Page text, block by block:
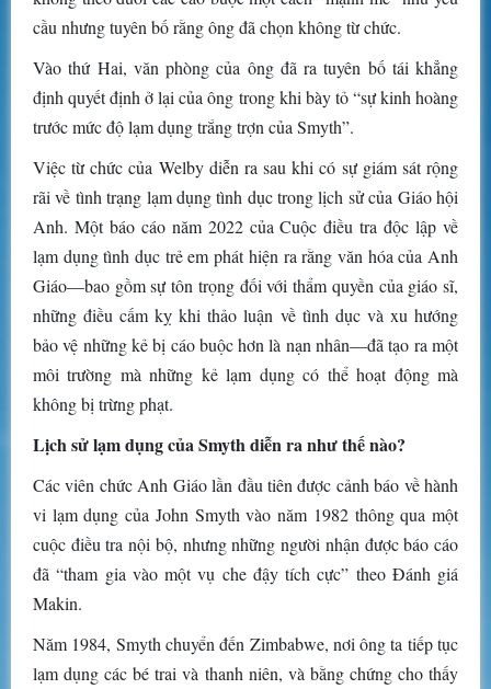
cầu nhưng tuyên bố rằng ông đã chọn không từ chức.
Vào thứ Hai, văn phòng của ông đã ra tuyên bố tái khẳng
định quyết định ở lại của ông trong khi bày tỏ “sự kinh hoàng
trước mức độ lạm dụng trắng trợn của Smyth”.
Việc từ chức của Welby diễn ra sau khi có sự giám sát rộng
rãi về tình trạng lạm dụng tình dục trong lịch sử của Giáo hội
Anh. Một báo cáo năm 2022 của Cuộc điều tra độc lập về
lạm dụng tình dục trẻ em phát hiện ra rằng văn hóa của Anh
Giáo—bao gồm sự tôn trọng đối với thẩm quyền của giáo sĩ,
những điều cấm kỵ khi thảo luận về tình dục và xu hướng
bảo vệ những kẻ bị cáo buộc hơn là nạn nhân—đã tạo ra một
môi trường mà những kẻ lạm dụng có thể hoạt động mà
không bị trừng phạt.
Lịch sử lạm dụng của Smyth diễn ra như thế nào?
Các viên chức Anh Giáo lần đầu tiên được cảnh báo về hành
vi lạm dụng của John Smyth vào năm 1982 thông qua một
cuộc điều tra nội bộ, nhưng những người nhận được báo cáo
đã “tham gia vào một vụ che đậy tích cực” theo Đánh giá
Makin.
Năm 1984, Smyth chuyển đến Zimbabwe, nơi ông ta tiếp tục
lạm dụng các bé trai và thanh niên, và bằng chứng cho thấy